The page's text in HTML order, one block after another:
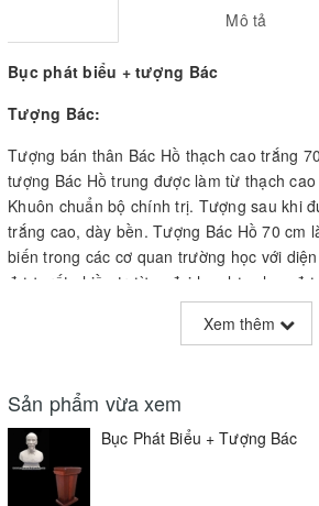
Mô tả
Bục phát biểu + tượng Bác
Tượng Bác:
Tượng bán thân Bác Hồ thạch cao trắng
tượng Bác Hồ trung được làm từ thạch
Khuôn chuẩn bộ chính trị. Tượng sau khi
trắng cao, dày bền. Tượng Bác Hồ 70 cm
biến trong các cơ quan trường học với
được rất nhiều trường đại học lựa chọn
thống như : Đại học Y, Đại học Thương
Chất liệu : Gỗ công nghiệp sơn PU cao cấp
Kiểu dáng :
+ Bục tượng bác màu G15 kết hợp
+ Phần trên bục cách điệu đài sen
phát biểu + tượng Bác
Xem thêm
Sản phẩm vừa xem
Bục Phát Biểu + Tượng Bác